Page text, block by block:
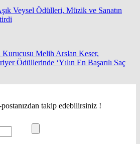
Veysel Ödülleri, Müzik ve Sanatın
Melih Arslan Keser,
Ödüllerinde ‘Yılın En Başarılı Saç
takip edebilirsiniz !